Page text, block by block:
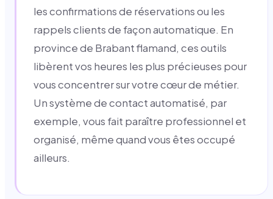
les confirmations de réservations ou les
rappels clients de façon automatique. En
province de Brabant flamand, ces outils
libèrent vos heures les plus précieuses pour
vous concentrer sur votre cœur de métier.
Un système de contact automatisé, par
exemple, vous fait paraître professionnel et
organisé, même quand vous êtes occupé
ailleurs.